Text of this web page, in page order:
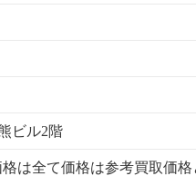
ビル2階
は全て価格は参考買取価格